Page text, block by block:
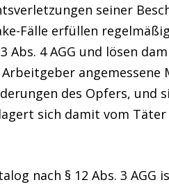
seiner
Fälle erfüllen
Abs. 4 AGG und lösen
angemessene
des Opfers, und
sich damit vom
nach § 12 Abs. 3